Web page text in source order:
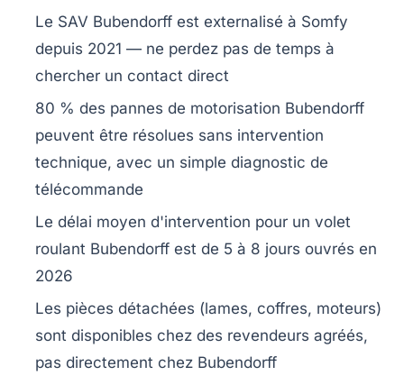
Le SAV Bubendorff est externalisé à Somfy
depuis 2021 — ne perdez pas de temps à
chercher un contact direct
80 % des pannes de motorisation Bubendorff
peuvent être résolues sans intervention
technique, avec un simple diagnostic de
télécommande
Le délai moyen d'intervention pour un volet
roulant Bubendorff est de 5 à 8 jours ouvrés en
2026
Les pièces détachées (lames, coffres, moteurs)
sont disponibles chez des revendeurs agréés,
pas directement chez Bubendorff